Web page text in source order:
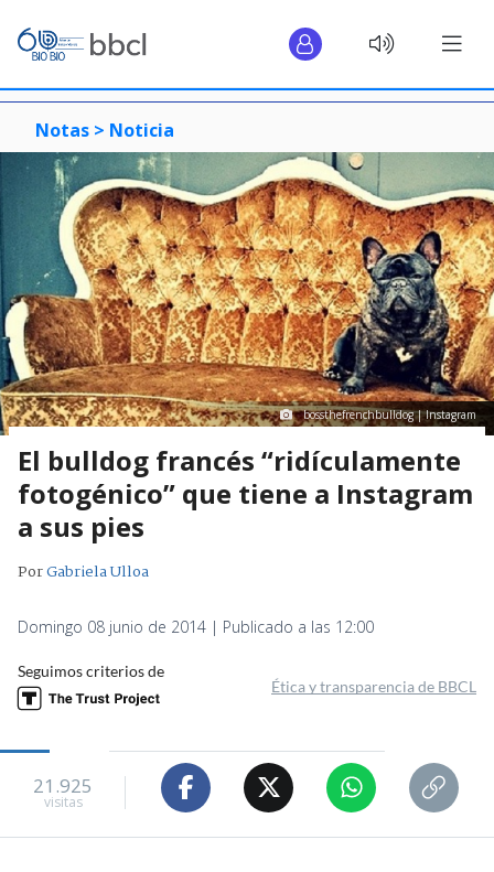
Notas > Noticia
bossthefrenchbulldog | Instagram
El bulldog francés “ridículamente
fotogénico” que tiene a Instagram
a sus pies
PorGabriela Ulloa
Domingo 08 junio de 2014 | Publicado a las 12:00
Seguimos criterios de
Ética y transparencia de BBCL
21.925
visitas